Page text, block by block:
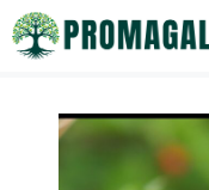
Saltar
al